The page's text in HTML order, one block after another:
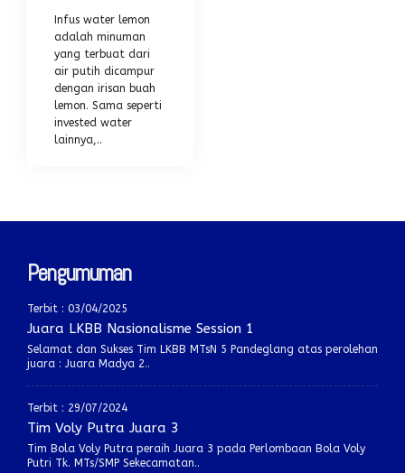
Infus water lemon
adalah minuman
yang terbuat dari
air putih dicampur
dengan irisan buah
lemon. Sama seperti
invested water
lainnya,..
Pengumuman
Terbit : 03/04/2025
Juara LKBB Nasionalisme Session 1
Selamat dan Sukses Tim LKBB MTsN 5 Pandeglang atas perolehan
juara : Juara Madya 2..
Terbit : 29/07/2024
Tim Voly Putra Juara 3
Tim Bola Voly Putra peraih Juara 3 pada Perlombaan Bola Voly
Putri Tk. MTs/SMP Sekecamatan..